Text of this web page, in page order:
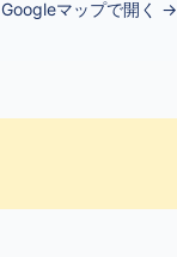
Googleマップで開く →